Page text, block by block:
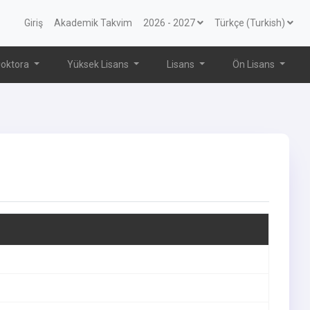
Giriş Akademik Takvim 2026 - 2027 Türkçe (Turkish)
Yüksek Lisans Lisans Ön Lisans